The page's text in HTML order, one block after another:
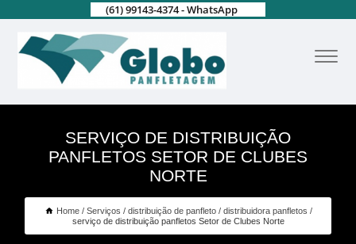
(61) 99143-4374 - WhatsApp
SERVIÇO DE DISTRIBUIÇÃO
PANFLETOS SETOR DE CLUBES
NORTE
Home Serviços distribuição de panfleto
distribuidora panfletos
serviço de distribuição panfletos Setor de Clubes Norte